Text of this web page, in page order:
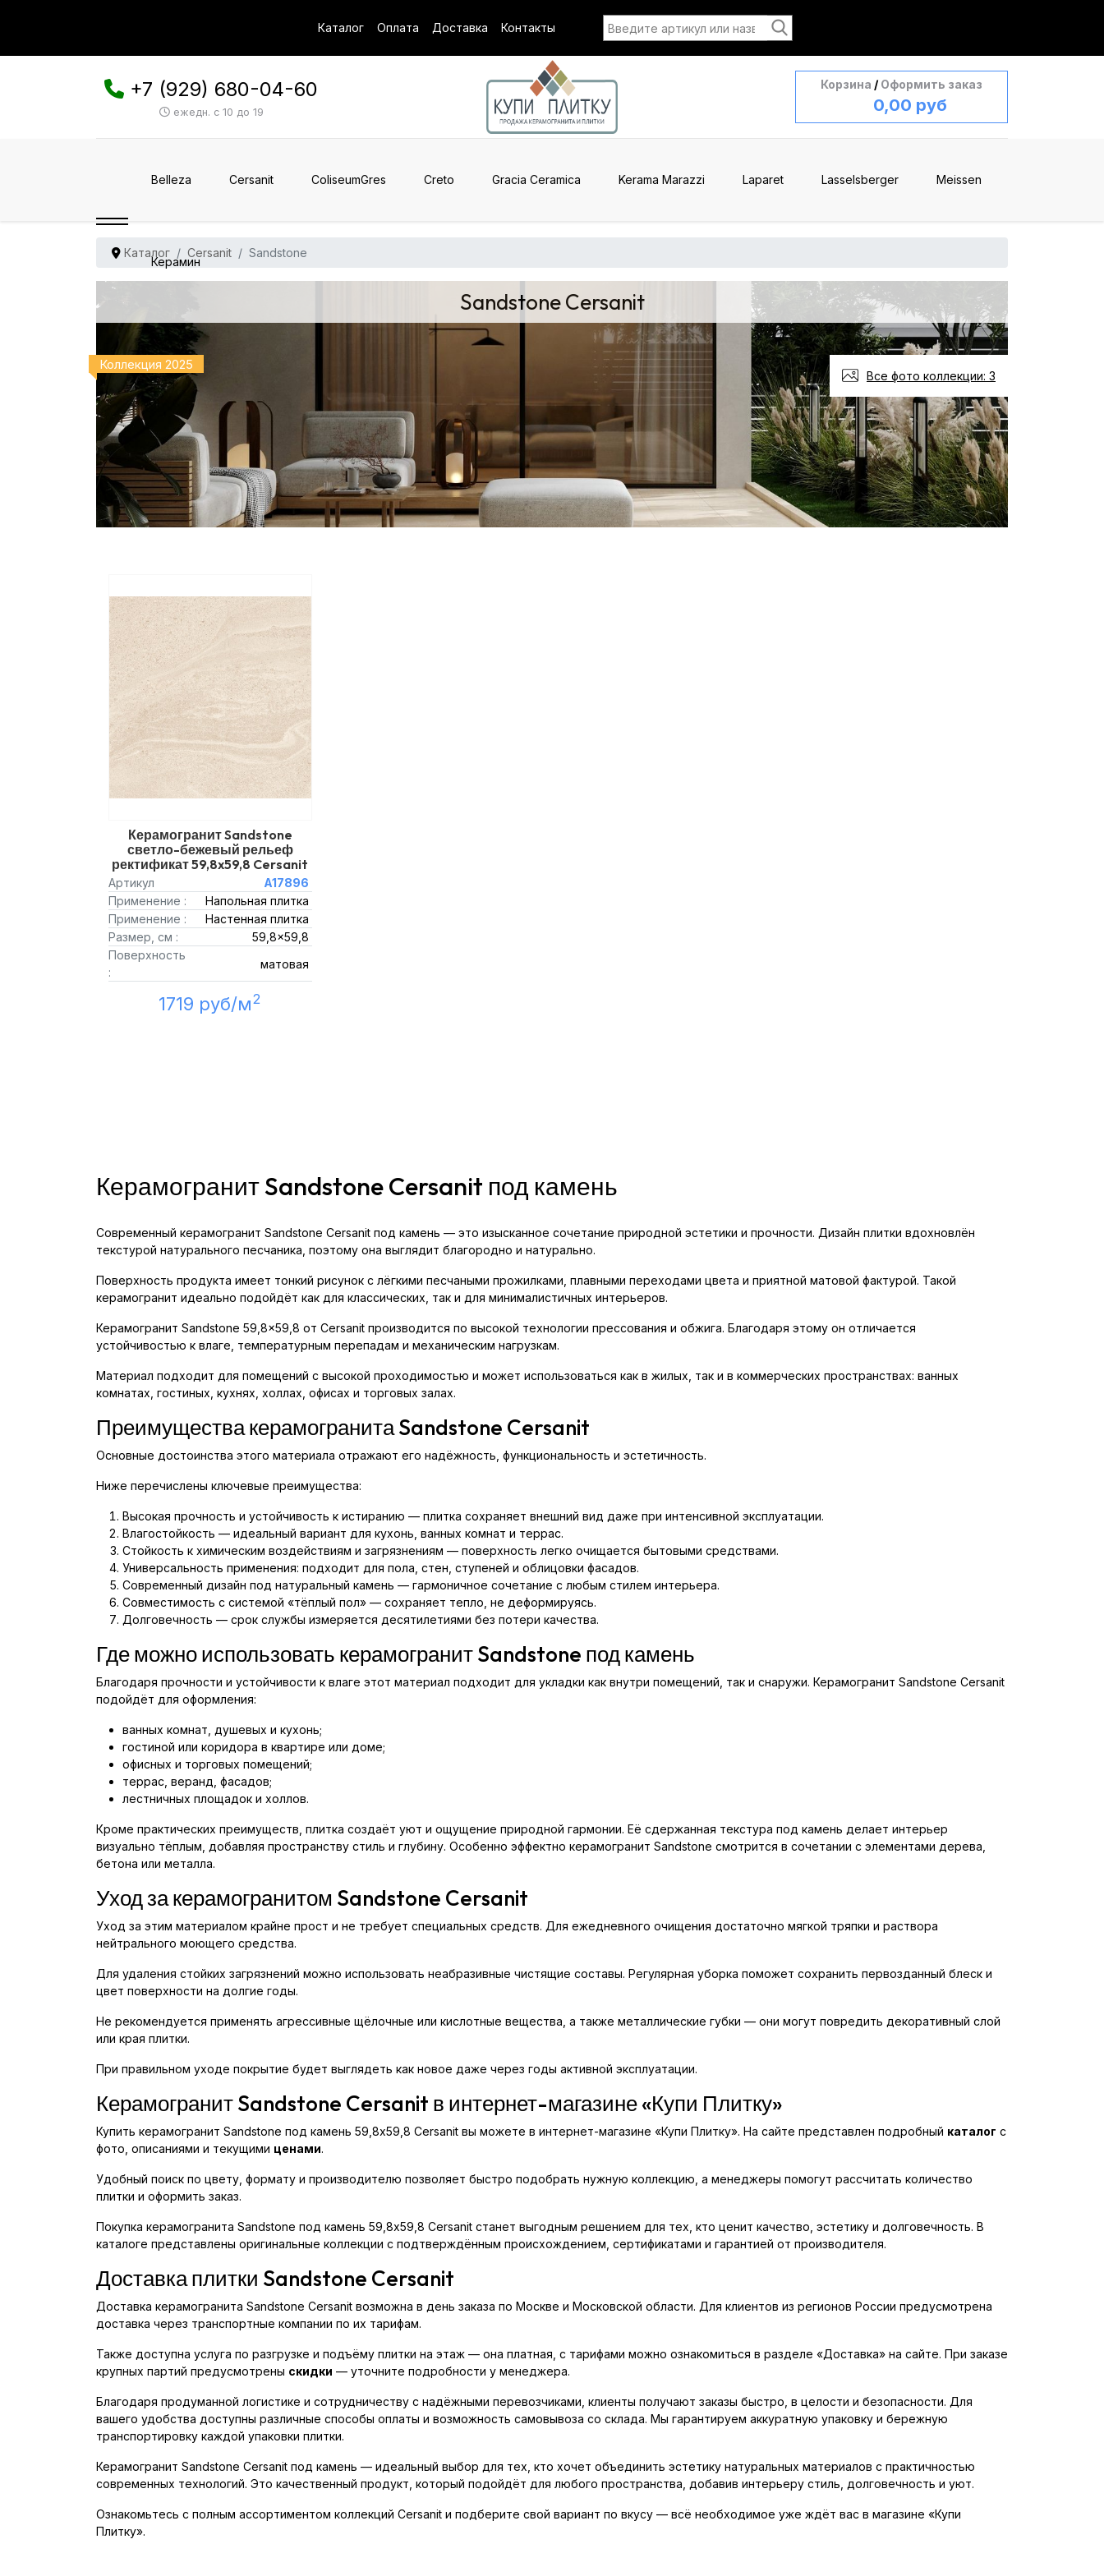
Каталог Оплата Доставка Контакты
+7 (929) 680-04-60
ежедн. с 10 до 19
Корзина / Оформить заказ
0,00 руб
Belleza Cersanit ColiseumGres Creto Gracia Ceramica Kerama Marazzi Laparet Lasselsberger Meissen
Керамин
Каталог Cersanit Sandstone
Коллекция 2025
Sandstone Cersanit
Все фото коллекции: 3
Керамогранит Sandstone
светло-бежевый рельеф
ректификат 59,8x59,8 Cersanit
Артикул
A17896
Применение :
Напольная плитка
Применение :
Настенная плитка
Размер, см :
59,8x59,8
Поверхность
:
матовая
1719 руб/м2
Керамогранит Sandstone Cersanit под камень
Современный керамогранит Sandstone Cersanit под камень — это изысканное сочетание природной эстетики и прочности. Дизайн плитки вдохновлён
текстурой натурального песчаника, поэтому она выглядит благородно и натурально.
Поверхность продукта имеет тонкий рисунок с лёгкими песчаными прожилками, плавными переходами цвета и приятной матовой фактурой. Такой
керамогранит идеально подойдёт как для классических, так и для минималистичных интерьеров.
Керамогранит Sandstone 59,8x59,8 от Cersanit производится по высокой технологии прессования и обжига. Благодаря этому он отличается
устойчивостью к влаге, температурным перепадам и механическим нагрузкам.
Материал подходит для помещений с высокой проходимостью и может использоваться как в жилых, так и в коммерческих пространствах: ванных
комнатах, гостиных, кухнях, холлах, офисах и торговых залах.
Преимущества керамогранита Sandstone Cersanit
Основные достоинства этого материала отражают его надёжность, функциональность и эстетичность.
Ниже перечислены ключевые преимущества:
Высокая прочность и устойчивость к истиранию — плитка сохраняет внешний вид даже при интенсивной эксплуатации.
Влагостойкость — идеальный вариант для кухонь, ванных комнат и террас.
Стойкость к химическим воздействиям и загрязнениям — поверхность легко очищается бытовыми средствами.
Универсальность применения: подходит для пола, стен, ступеней и облицовки фасадов.
Современный дизайн под натуральный камень — гармоничное сочетание с любым стилем интерьера.
Совместимость с системой «тёплый пол» — сохраняет тепло, не деформируясь.
Долговечность — срок службы измеряется десятилетиями без потери качества.
Где можно использовать керамогранит Sandstone под камень
Благодаря прочности и устойчивости к влаге этот материал подходит для укладки как внутри помещений, так и снаружи. Керамогранит Sandstone Cersanit
подойдёт для оформления:
ванных комнат, душевых и кухонь;
гостиной или коридора в квартире или доме;
офисных и торговых помещений;
террас, веранд, фасадов;
лестничных площадок и холлов.
Кроме практических преимуществ, плитка создаёт уют и ощущение природной гармонии. Её сдержанная текстура под камень делает интерьер
визуально тёплым, добавляя пространству стиль и глубину. Особенно эффектно керамогранит Sandstone смотрится в сочетании с элементами дерева,
бетона или металла.
Уход за керамогранитом Sandstone Cersanit
Уход за этим материалом крайне прост и не требует специальных средств. Для ежедневного очищения достаточно мягкой тряпки и раствора
нейтрального моющего средства.
Для удаления стойких загрязнений можно использовать неабразивные чистящие составы. Регулярная уборка поможет сохранить первозданный блеск и
цвет поверхности на долгие годы.
Не рекомендуется применять агрессивные щёлочные или кислотные вещества, а также металлические губки — они могут повредить декоративный слой
или края плитки.
При правильном уходе покрытие будет выглядеть как новое даже через годы активной эксплуатации.
Керамогранит Sandstone Cersanit в интернет-магазине «Купи Плитку»
Купить керамогранит Sandstone под камень 59,8x59,8 Cersanit вы можете в интернет-магазине «Купи Плитку». На сайте представлен подробный каталог с
фото, описаниями и текущими ценами.
Удобный поиск по цвету, формату и производителю позволяет быстро подобрать нужную коллекцию, а менеджеры помогут рассчитать количество
плитки и оформить заказ.
Покупка керамогранита Sandstone под камень 59,8x59,8 Cersanit станет выгодным решением для тех, кто ценит качество, эстетику и долговечность. В
каталоге представлены оригинальные коллекции с подтверждённым происхождением, сертификатами и гарантией от производителя.
Доставка плитки Sandstone Cersanit
Доставка керамогранита Sandstone Cersanit возможна в день заказа по Москве и Московской области. Для клиентов из регионов России предусмотрена
доставка через транспортные компании по их тарифам.
Также доступна услуга по разгрузке и подъёму плитки на этаж — она платная, с тарифами можно ознакомиться в разделе «Доставка» на сайте. При заказе
крупных партий предусмотрены скидки — уточните подробности у менеджера.
Благодаря продуманной логистике и сотрудничеству с надёжными перевозчиками, клиенты получают заказы быстро, в целости и безопасности. Для
вашего удобства доступны различные способы оплаты и возможность самовывоза со склада. Мы гарантируем аккуратную упаковку и бережную
транспортировку каждой упаковки плитки.
Керамогранит Sandstone Cersanit под камень — идеальный выбор для тех, кто хочет объединить эстетику натуральных материалов с практичностью
современных технологий. Это качественный продукт, который подойдёт для любого пространства, добавив интерьеру стиль, долговечность и уют.
Ознакомьтесь с полным ассортиментом коллекций Cersanit и подберите свой вариант по вкусу — всё необходимое уже ждёт вас в магазине «Купи
Плитку».